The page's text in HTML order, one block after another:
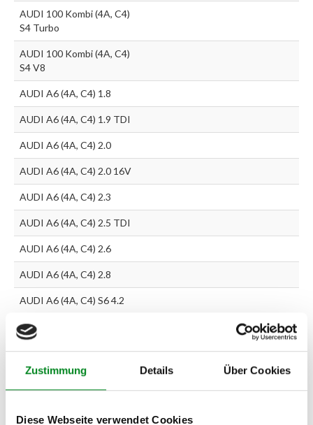
Zustimmung Details Über Cookies
Diese Webseite verwendet Cookies
AUDI 100 Kombi (4A, C4)
S4 Turbo
AUDI 100 Kombi (4A, C4)
S4 V8
AUDI A6 (4A, C4) 1.8
AUDI A6 (4A, C4) 1.9 TDI
AUDI A6 (4A, C4) 2.0
AUDI A6 (4A, C4) 2.0 16V
AUDI A6 (4A, C4) 2.3
AUDI A6 (4A, C4) 2.5 TDI
AUDI A6 (4A, C4) 2.6
AUDI A6 (4A, C4) 2.8
AUDI A6 (4A, C4) S6 4.2
AUDI A6 (4A, C4) S6 Plus
AUDI A6 (4A, C4) S6 Turbo
AUDI A6 Avant (4A, C4)
2.0
AUDI A6 Avant (4A, C4)